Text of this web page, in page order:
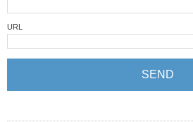
URL